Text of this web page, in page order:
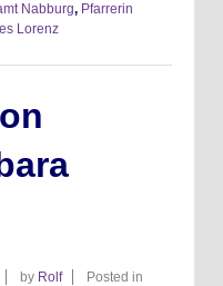
Nabburg, Pfarrerin
Lorenz
by Rolf
Posted in